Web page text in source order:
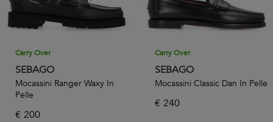
Carry Over
SEBAGO
Mocassini Ranger Waxy In
Pelle
€ 200
Carry Over
SEBAGO
Mocassini Classic Dan In Pelle
€ 240